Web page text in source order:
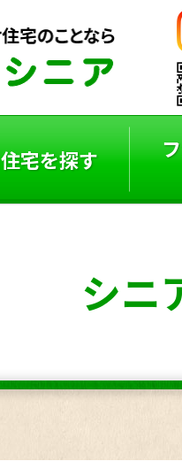
住宅を探す
シニ